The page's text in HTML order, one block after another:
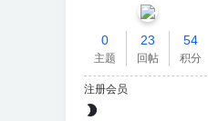
0
主题
23
回帖
54
积分
注册会员